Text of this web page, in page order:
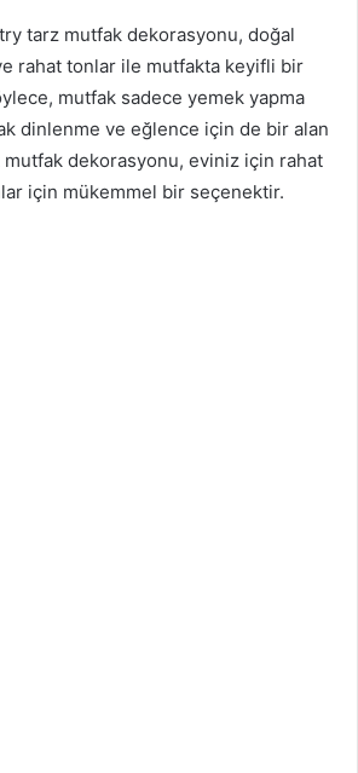
tarz mutfak dekorasyonu, doğal
rahat tonlar ile mutfakta keyifli bir
mutfak sadece yemek yapma
dinlenme ve eğlence için de bir alan
dekorasyonu, eviniz için rahat
için mükemmel bir seçenektir.